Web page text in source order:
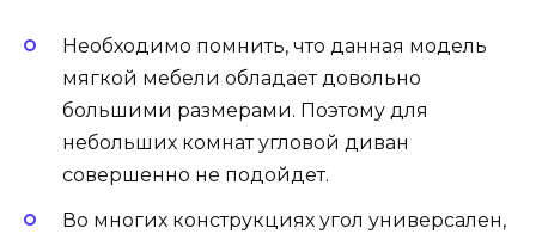
Необходимо помнить, что данная модель
мягкой мебели обладает довольно
большими размерами. Поэтому для
небольших комнат угловой диван
совершенно не подойдет.
Во многих конструкциях угол универсален,